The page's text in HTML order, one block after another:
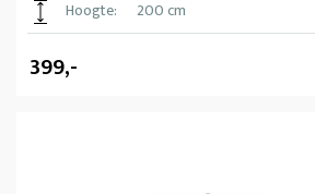
Hoogte: 200 cm
399,-